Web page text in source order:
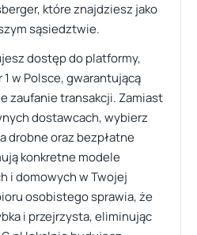
które znajdziesz jako
sąsiedztwie.
dostęp do platformy,
w Polsce, gwarantującą
zaufanie transakcji. Zamiast
dostawcach, wybierz
drobne oraz bezpłatne
konkretne modele
i domowych w Twojej
osobistego sprawia, że
i przejrzysta, eliminując